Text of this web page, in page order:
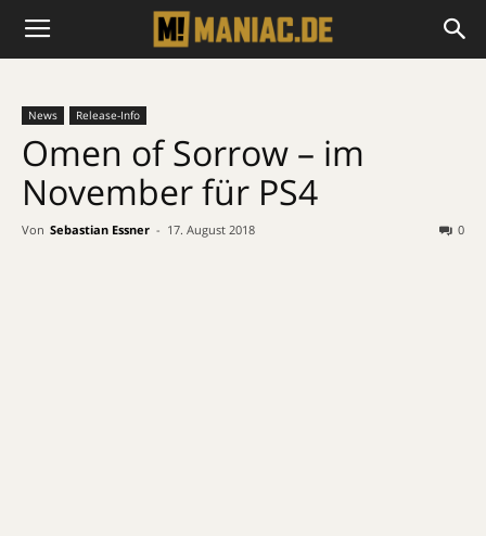
News Release-Info
Omen of Sorrow – im
November für PS4
Von Sebastian Essner - 17. August 2018 0